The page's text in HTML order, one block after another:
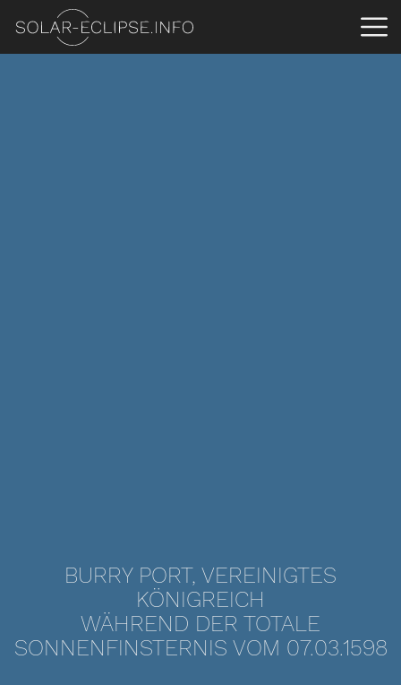
BURRY PORT, VEREINIGTES
KÖNIGREICH
WÄHREND DER TOTALE
SONNENFINSTERNIS VOM 07.03.1598